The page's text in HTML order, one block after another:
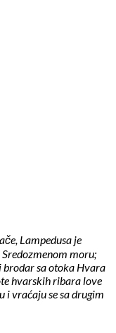
Lampedusa je
moru;
sa otoka Hvara
hvarskih ribara love
i vraćaju se sa drugim